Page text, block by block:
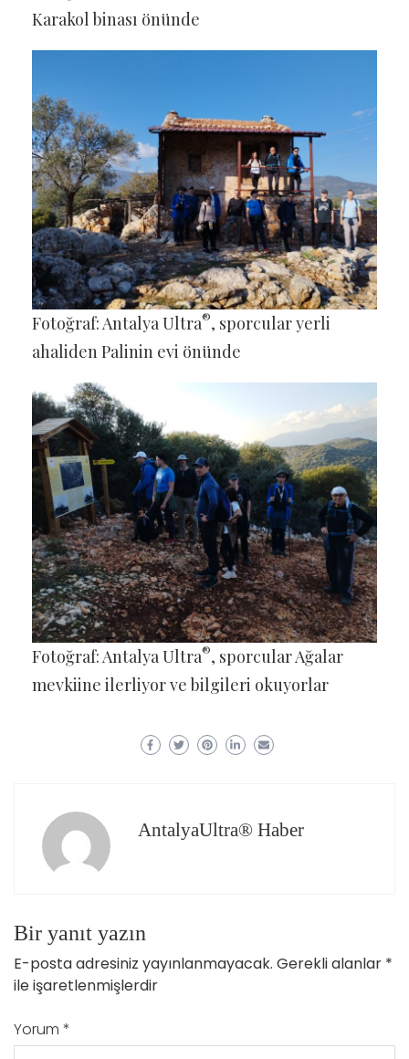
Karakol binası önünde
Fotoğraf: Antalya Ultra®, sporcular yerli
ahaliden Palinin evi önünde
Fotoğraf: Antalya Ultra®, sporcular Ağalar
mevkiine ilerliyor ve bilgileri okuyorlar
AntalyaUltra® Haber
Bir yanıt yazın
E-posta adresiniz yayınlanmayacak. Gerekli alanlar *
ile işaretlenmişlerdir
Yorum *